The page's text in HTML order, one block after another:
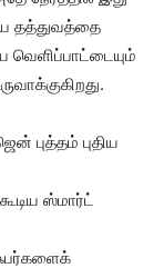
தத்துவத்தை
வெளிப்பாட்டையும்
புத்தம் புதிய
ஸ்மார்ட்